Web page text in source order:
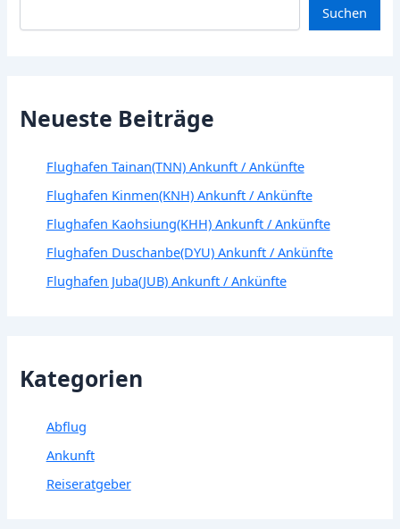
Suchen
Neueste Beiträge
Flughafen Tainan(TNN) Ankunft / Ankünfte
Flughafen Kinmen(KNH) Ankunft / Ankünfte
Flughafen Kaohsiung(KHH) Ankunft / Ankünfte
Flughafen Duschanbe(DYU) Ankunft / Ankünfte
Flughafen Juba(JUB) Ankunft / Ankünfte
Kategorien
Abflug
Ankunft
Reiseratgeber